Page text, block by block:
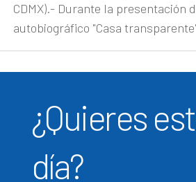
CDMX).- Durante la presentación
autobiográfico "Casa
¿Quieres
día?